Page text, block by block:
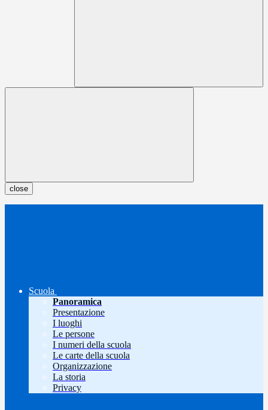
close
Scuola
Panoramica
Presentazione
I luoghi
Le persone
I numeri della scuola
Le carte della scuola
Organizzazione
La storia
Privacy